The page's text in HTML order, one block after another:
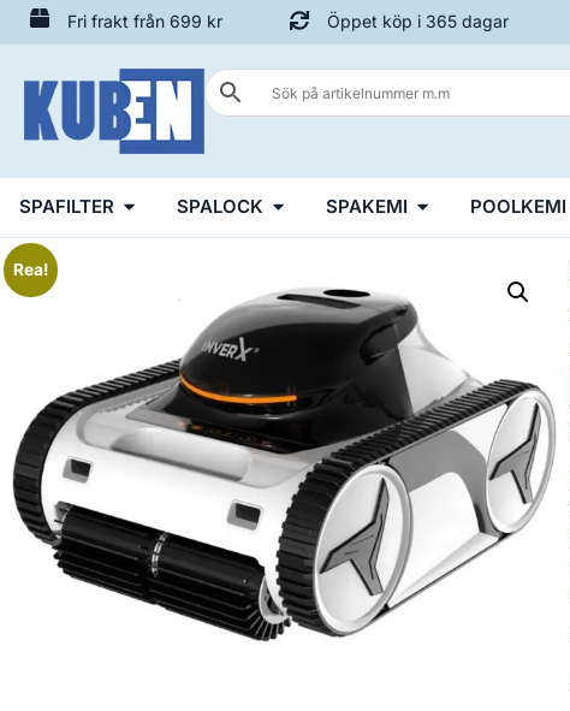
Fri frakt från 699 kr Öppet köp i 365 dagar
SPAFILTER SPALOCK SPAKEMI POOLKEMI
Rea!